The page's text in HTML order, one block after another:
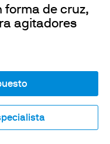
forma de cruz,
agitadores